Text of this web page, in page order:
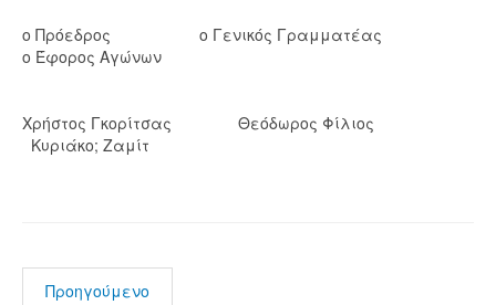
ο Πρόεδρος ο Γενικός Γραμματέας
ο Έφορος Αγώνων
Χρήστος Γκορίτσας Θεόδωρος Φίλιος
Κυριάκο; Ζαμίτ
Προηγούμενο